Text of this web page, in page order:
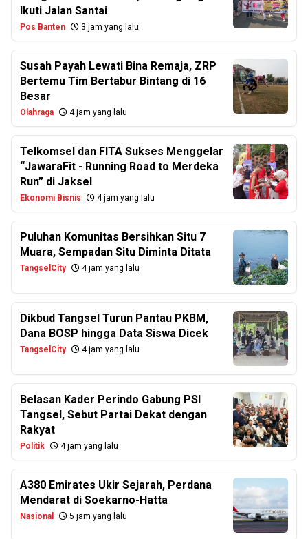
Ikuti Jalan Santai
Pos Banten 3 jam yang lalu
Susah Payah Lewati Bina Remaja, ZRP
Bertemu Tim Bertabur Bintang di 16
Besar
Olahraga 4 jam yang lalu
Telkomsel dan FITA Sukses Menggelar
“JawaraFit - Running Road to Merdeka
Run” di Jaksel
Ekonomi Bisnis 4 jam yang lalu
Puluhan Komunitas Bersihkan Situ 7
Muara, Sempadan Situ Diminta Ditata
TangselCity 4 jam yang lalu
Dikbud Tangsel Turun Pantau PKBM,
Dana BOSP hingga Data Siswa Dicek
TangselCity 4 jam yang lalu
Belasan Kader Perindo Gabung PSI
Tangsel, Sebut Partai Dekat dengan
Rakyat
Politik 4 jam yang lalu
A380 Emirates Ukir Sejarah, Perdana
Mendarat di Soekarno-Hatta
Nasional 5 jam yang lalu